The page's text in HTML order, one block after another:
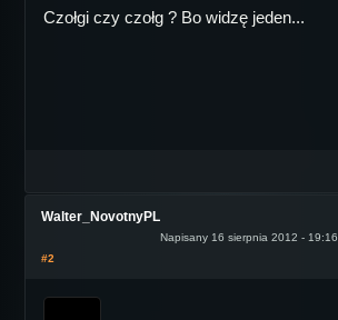
Czołgi czy czołg ? Bo widzę jeden...
Walter_NovotnyPL
Napisany 16 sierpnia 2012 - 19:16
#2